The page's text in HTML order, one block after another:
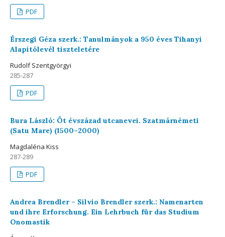
PDF
Érszegi Géza szerk.: Tanulmányok a 950 éves Tihanyi
Alapítólevél tiszteletére
Rudolf Szentgyörgyi
285-287
PDF
Bura László: Öt évszázad utcanevei. Szatmárnémeti
(Satu Mare) (1500–2000)
Magdaléna Kiss
287-289
PDF
Andrea Brendler – Silvio Brendler szerk.: Namenarten
und ihre Erforschung. Ein Lehrbuch für das Studium
Onomastik